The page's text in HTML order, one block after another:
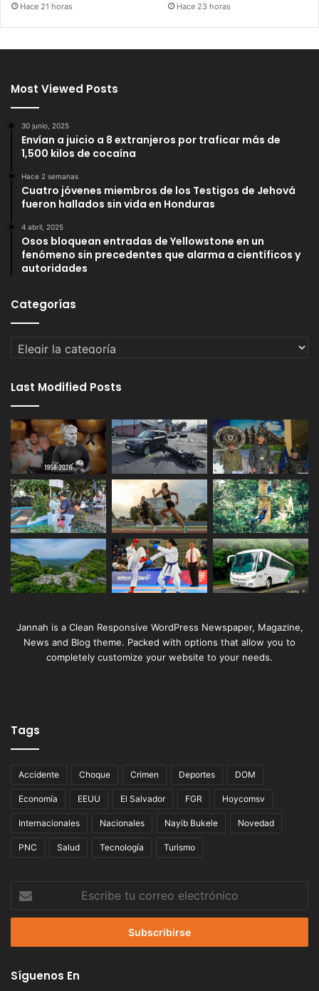
Hace 21 horas Hace 23 horas
Most Viewed Posts
30 junio, 2025
Envían a juicio a 8 extranjeros por traficar más de
1,500 kilos de cocaína
Hace 2 semanas
Cuatro jóvenes miembros de los Testigos de Jehová
fueron hallados sin vida en Honduras
4 abril, 2025
Osos bloquean entradas de Yellowstone en un
fenómeno sin precedentes que alarma a científicos y
autoridades
Categorías
Categorías
Last Modified Posts
Jannah is a Clean Responsive WordPress Newspaper, Magazine,
News and Blog theme. Packed with options that allow you to
completely customize your website to your needs.
Tags
Accidente Choque Crimen Deportes DOM
Economía EEUU El Salvador FGR Hoycomsv
Internacionales Nacionales Nayib Bukele Novedad
PNC Salud Tecnología Turismo
correo
Síguenos En